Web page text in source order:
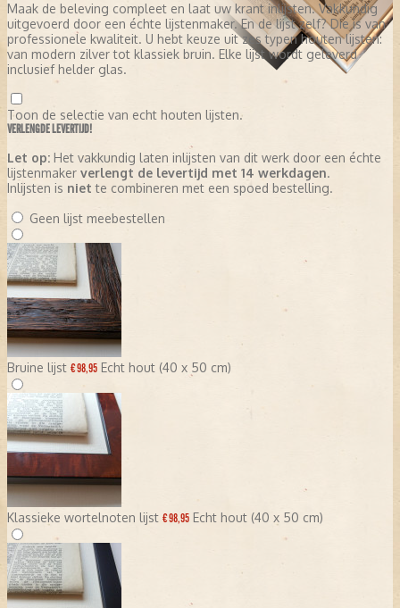
Maak de beleving compleet en laat uw krant inlijsten. Vakkundig
uitgevoerd door een échte lijstenmaker. En de lijst zelf? Die is van
professionele kwaliteit. U hebt keuze uit zes typen houten lijsten:
van modern zilver tot klassiek bruin. Elke lijst wordt geleverd
inclusief helder glas.
Toon de selectie van echt houten lijsten.
VERLENGDE LEVERTIJD!
Let op: Het vakkundig laten inlijsten van dit werk door een échte
lijstenmaker verlengt de levertijd met 14 werkdagen.
Inlijsten is niet te combineren met een spoed bestelling.
Geen lijst meebestellen
Bruine lijst € 98,95 Echt hout (40 x 50 cm)
Klassieke wortelnoten lijst € 98,95 Echt hout (40 x 50 cm)